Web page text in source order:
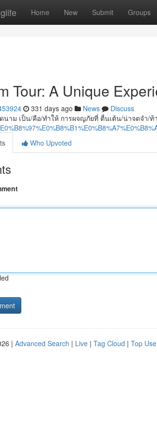
Home New Submit Groups
Tour: A Unique
331 days ago News
Discuss
ดนาม เป็น/คือ/ทำให้ การผจญภัยที่ ตื่นเต้น/น่าจดจำ/ท้
Who Upvoted
| Advanced Search | Live | Tag Cloud | Top